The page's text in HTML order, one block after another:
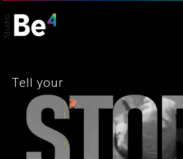
Studio
Tell your